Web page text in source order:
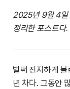
2025년 9월 4일
정리한 포스트다.
벌써 진지하게
년 차다. 그동안